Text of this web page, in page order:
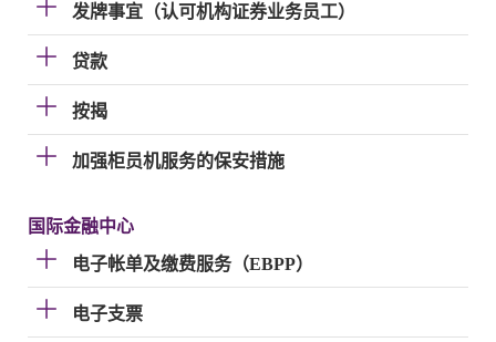
发牌事宜（认可机构证券业务员工）
贷款
按揭
加强柜员机服务的保安措施
国际金融中心
电子帐单及缴费服务（EBPP）
电子支票